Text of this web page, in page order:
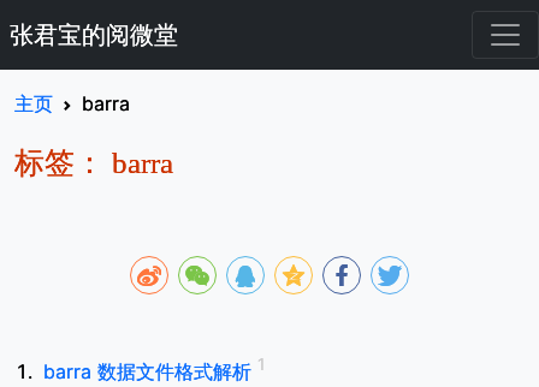
张君宝的阅微堂
主页 barra
标签： barra
barra 数据文件格式解析